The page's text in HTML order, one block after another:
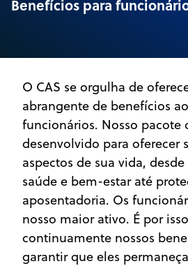
Benefícios para
O CAS se orgulha de
abrangente de benefícios
funcionários. Nosso pacote
desenvolvido para oferecer
aspectos de sua vida,
saúde e bem-estar até
aposentadoria. Os
nosso maior ativo. É por
continuamente nossos
garantir que eles